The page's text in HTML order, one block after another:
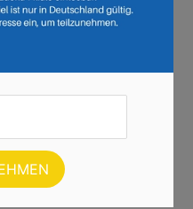
5678910
auf der
automatisch generiert wird und